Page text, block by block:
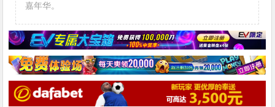
嘉年华。